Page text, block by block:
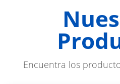
Encuentra los